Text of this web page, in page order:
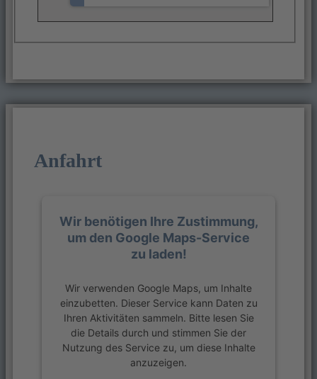
Anfahrt
Wir benötigen Ihre Zustimmung,
um den Google Maps-Service
zu laden!
Wir verwenden Google Maps, um Inhalte
einzubetten. Dieser Service kann Daten zu
Ihren Aktivitäten sammeln. Bitte lesen Sie
die Details durch und stimmen Sie der
Nutzung des Service zu, um diese Inhalte
anzuzeigen.